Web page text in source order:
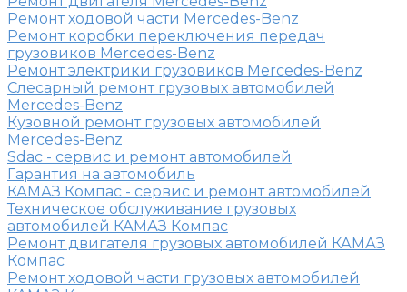
Ремонт ходовой части Mercedes-Benz
Ремонт коробки переключения передач
грузовиков Mercedes-Benz
Ремонт электрики грузовиков Mercedes-Benz
Слесарный ремонт грузовых автомобилей
Mercedes-Benz
Кузовной ремонт грузовых автомобилей
Mercedes-Benz
Sdac - сервис и ремонт автомобилей
Гарантия на автомобиль
КАМАЗ Компас - сервис и ремонт автомобилей
Техническое обслуживание грузовых
автомобилей КАМАЗ Компас
Ремонт двигателя грузовых автомобилей КАМАЗ
Компас
Ремонт ходовой части грузовых автомобилей